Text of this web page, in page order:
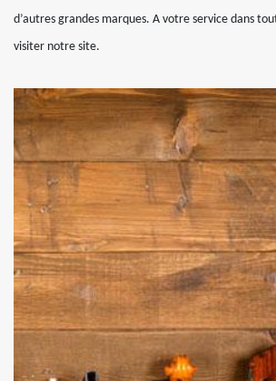
d’autres grandes marques. A votre service dans
visiter notre site.